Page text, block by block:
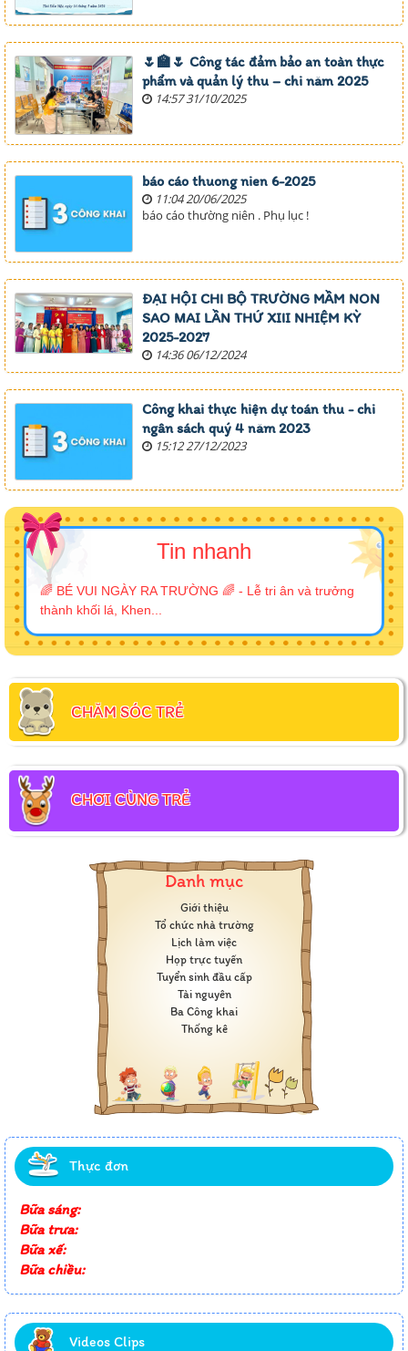
🌷🏫🌷 Công tác đảm bảo an toàn thực
phẩm và quản lý thu – chi năm 2025
14:57 31/10/2025
báo cáo thuong nien 6-2025
11:04 20/06/2025
báo cáo thường niên . Phụ lục !
ĐẠI HỘI CHI BỘ TRƯỜNG MẦM NON
SAO MAI LẦN THỨ XIII NHIỆM KỲ
2025-2027
14:36 06/12/2024
Công khai thực hiện dự toán thu - chi
ngân sách quý 4 năm 2023
15:12 27/12/2023
Tin nhanh
🌈 BÉ VUI NGÀY RA TRƯỜNG 🌈 - Lễ tri ân và trưởng
thành khối lá, Khen...
CHĂM SÓC TRẺ
CHƠI CÙNG TRẺ
Danh mục
Giới thiệu
Tổ chức nhà trường
Lịch làm việc
Họp trực tuyến
Tuyển sinh đầu cấp
Tài nguyên
Ba Công khai
Thống kê
Thực đơn
Bữa sáng:
Bữa trưa:
Bữa xế:
Bữa chiều:
Videos Clips